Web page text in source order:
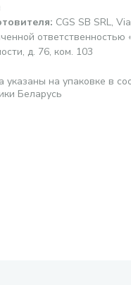
: CGS SB SRL,
д. 76, ком. 103
указаны на упаковке в
Беларусь